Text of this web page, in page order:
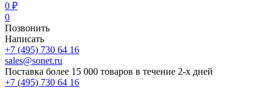
0 ₽
0
Позвонить
Написать
+7 (495) 730 64 16
sales@sonet.ru
Поставка более 15 000 товаров в течение 2-х дней
+7 (495) 730 64 16